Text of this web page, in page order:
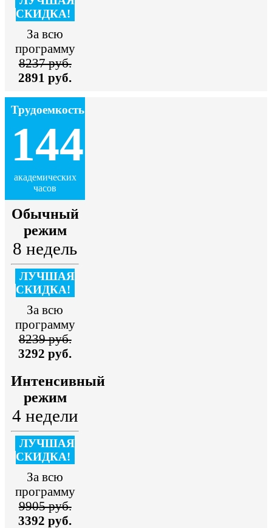
СКИДКА!
За всю
программу
8237 руб.
2891 руб.
Трудоемкость
144
академических
часов
Обычный
режим
8 недель
ЛУЧШАЯ
СКИДКА!
За всю
программу
8239 руб.
3292 руб.
Интенсивный
режим
4 недели
ЛУЧШАЯ
СКИДКА!
За всю
программу
9905 руб.
3392 руб.